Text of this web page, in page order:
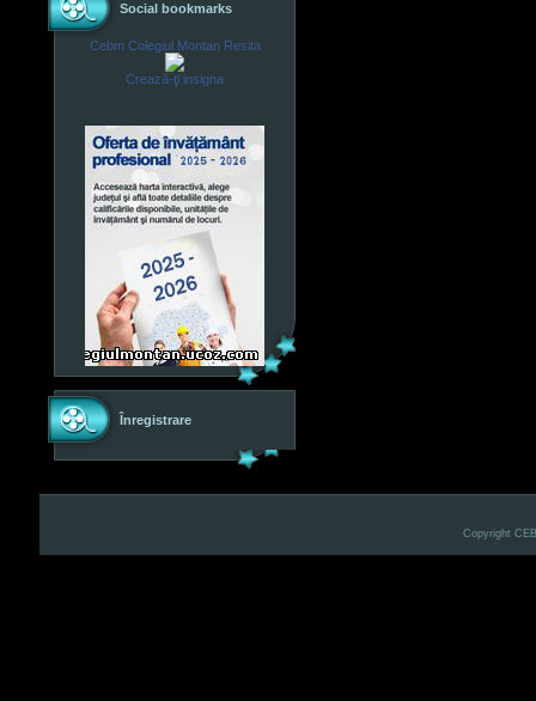
Social bookmarks
Cebm Colegiul Montan Resita
Crează-ţi insigna
Înregistrare
Copyright